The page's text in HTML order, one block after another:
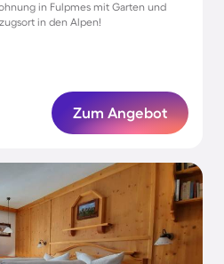
in Fulpmes mit Garten und
in den Alpen!
Zum Angebot